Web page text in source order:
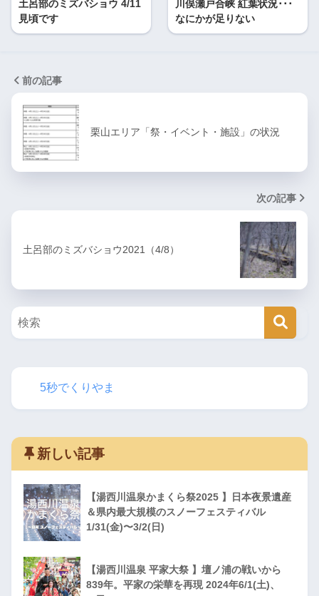
土呂部のミズバショウ 4/11
見頃です
川俣瀬戸合峡 紅葉状況･･･
なにかが足りない
前の記事
栗山エリア「祭・イベント・施設」の状況
次の記事
土呂部のミズバショウ2021（4/8）
5秒でくりやま
新しい記事
【湯西川温泉かまくら祭2025 】日本夜景遺産
＆県内最大規模のスノーフェスティバル
1/31(金)〜3/2(日)
【湯西川温泉 平家大祭 】壇ノ浦の戦いから
839年。平家の栄華を再現 2024年6/1(土)、